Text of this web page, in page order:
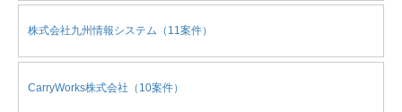
株式会社九州情報システム（11案件）
CarryWorks株式会社（10案件）